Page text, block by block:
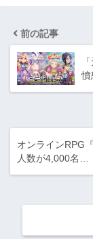
前の記事
憤
オンラインRPG
人数が4,000名…